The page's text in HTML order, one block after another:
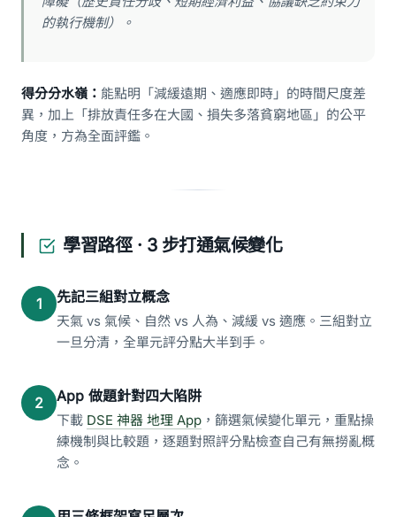
的執行機制）。
得分分水嶺： 能點明「減緩遠期、適應即時」的時間尺度差
異，加上「排放責任多在大國、損失多落貧窮地區」的公平
角度，方為全面評鑑。
學習路徑 · 3 步打通氣候變化
1 先記三組對立概念
天氣 vs 氣候、自然 vs 人為、減緩 vs 適應。三組對立
一旦分清，全單元評分點大半到手。
2 App 做題針對四大陷阱
下載 DSE 神器 地理 App ，篩選氣候變化單元，重點操
練機制與比較題，逐題對照評分點檢查自己有無撈亂概
念。